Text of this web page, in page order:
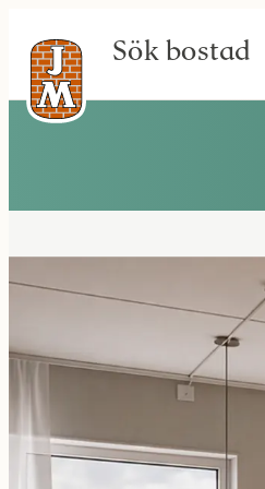
Sök bostad